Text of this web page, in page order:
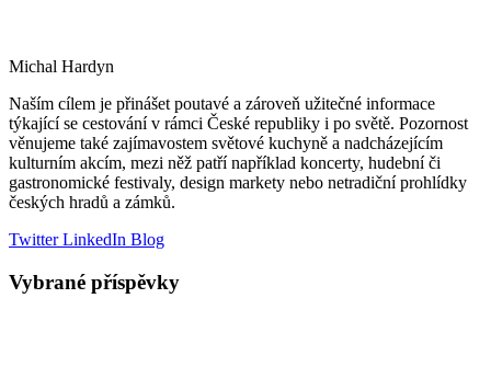
Michal Hardyn
Naším cílem je přinášet poutavé a zároveň užitečné informace
týkající se cestování v rámci České republiky i po světě. Pozornost
věnujeme také zajímavostem světové kuchyně a nadcházejícím
kulturním akcím, mezi něž patří například koncerty, hudební či
gastronomické festivaly, design markety nebo netradiční prohlídky
českých hradů a zámků.
TwitterLinkedIn Blog
Vybrané příspěvky